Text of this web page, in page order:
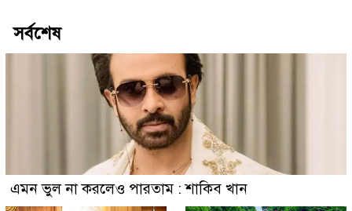
সর্বশেষ
এমন ভুল না করলেও পারতাম : শাকিব খান